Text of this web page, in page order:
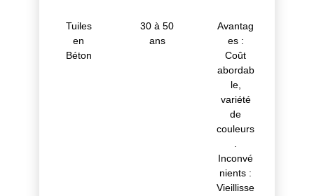
Tuiles
en
Béton
30 à 50
ans
Avantag
es :
Coût
abordab
le,
variété
de
couleurs
.
Inconvé
nients :
Vieillisse